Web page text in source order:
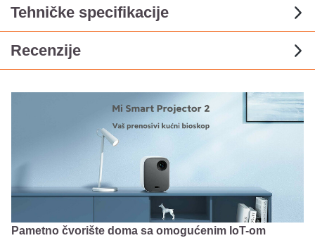
Tehničke specifikacije
Recenzije
Pametno čvorište doma sa omogućenim IoT-om